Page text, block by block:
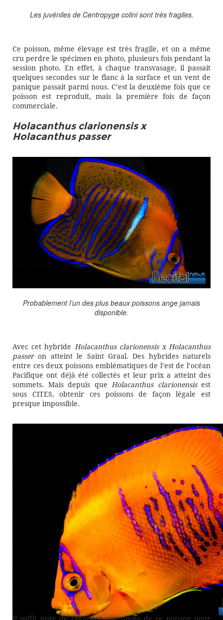
Les juvéniles de Centropyge colini sont très fragiles.
Ce poisson, même élevage est très fragile, et on a même
cru perdre le spécimen en photo, plusieurs fois pendant la
session photo. En effet, à chaque transvasage, il passait
quelques secondes sur le flanc à la surface et un vent de
panique passait parmi nous. C’est la deuxième fois que ce
poisson est reproduit, mais la première fois de façon
commerciale.
Holacanthus clarionensis x
Holacanthus passer
Probablement l’un des plus beaux poissons ange jamais
disponible.
Avec cet hybride Holacanthus clarionensis x Holacanthus
passeron atteint le Saint Graal. Des hybrides naturels
entre ces deux poissons emblématiques de l’est de l’océan
Pacifique ont déjà été collectés et leur prix a atteint des
sommets. Mais depuis que Holacanthus clarionensisest
sous CITES, obtenir ces poissons de façon légale est
presque impossible.